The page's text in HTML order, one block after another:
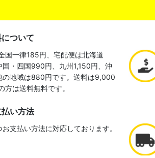
ついて
国一律185円、宅配便は北海道
・四国990円、九州1,150円、沖
の地域は880円です。送料は9,000
方は送料無料です。
い方法
支払い方法に対応しております。